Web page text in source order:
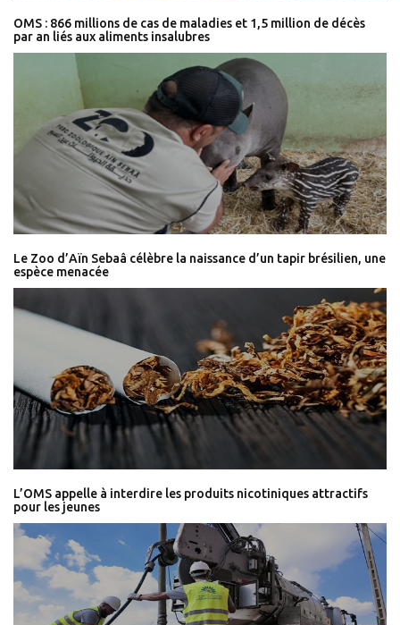
OMS : 866 millions de cas de maladies et 1,5 million de décès
par an liés aux aliments insalubres
Le Zoo d’Aïn Sebaâ célèbre la naissance d’un tapir brésilien, une
espèce menacée
L’OMS appelle à interdire les produits nicotiniques attractifs
pour les jeunes